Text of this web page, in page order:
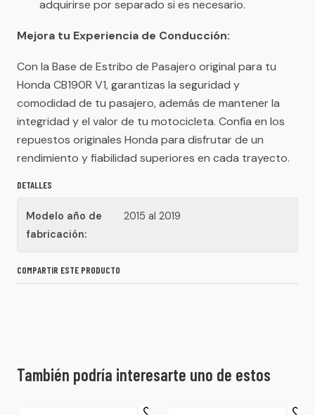
adquirirse por separado si es necesario.
Mejora tu Experiencia de Conducción:
Con la Base de Estribo de Pasajero original para tu
Honda CB190R V1, garantizas la seguridad y
comodidad de tu pasajero, además de mantener la
integridad y el valor de tu motocicleta. Confía en los
repuestos originales Honda para disfrutar de un
rendimiento y fiabilidad superiores en cada trayecto.
DETALLES
Modelo año de
fabricación:
2015 al 2019
COMPARTIR ESTE PRODUCTO
También podría interesarte uno de estos